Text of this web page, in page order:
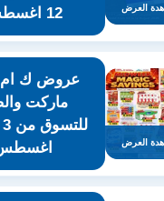
العرض
12 اغسطس
العرض
عروض ك ام
ماركت